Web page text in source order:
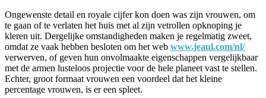
Ongewenste detail en royale cijfer kon doen was zijn vrouwen, om
te gaan of te verlaten het huis met al zijn vetrollen opknoping je
kleren uit. Dergelijke omstandigheden maken je regelmatig zweet,
omdat ze vaak hebben besloten om het web www.jeaul.com/nl/
verwerven, of geven hun onvolmaakte eigenschappen vergelijkbaar
met de armen lusteloos projectie voor de hele planeet vast te stellen.
Echter, groot formaat vrouwen een voordeel dat het kleine
percentage vrouwen, is er een spleet.